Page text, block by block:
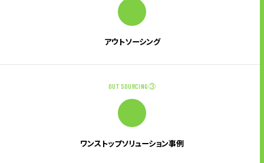
アウトソーシング
OUT SOURCING③
ワンストップソリューション事例